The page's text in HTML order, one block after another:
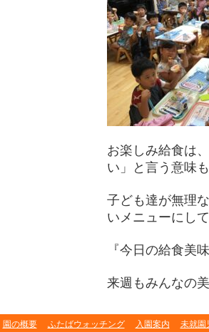
お楽しみ給食は
い」と言う意味
子ども達が無理
いメニューにし
『今日の給食美
来週もみんなの
園の概要 ふたばウォッチング 入園案内
未就園